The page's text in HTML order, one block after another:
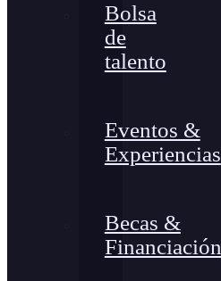
Bolsa
de
talento
Eventos &
Experiencias
Becas &
Financiación